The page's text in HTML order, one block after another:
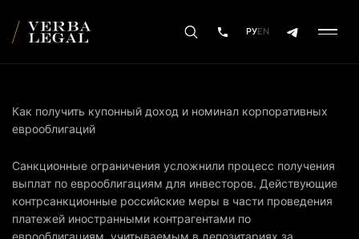
РУEN
Как получить купонный доход и номинал корпоративных
еврооблигаций
Санкционные ограничения усложнили процесс получения
выплат по еврооблигациям для инвесторов. Действующие
контрсанкционные российские меры в части проведения
платежей иностранными контрагентами по
еврооблигациям, учитываемым в депозитариях за